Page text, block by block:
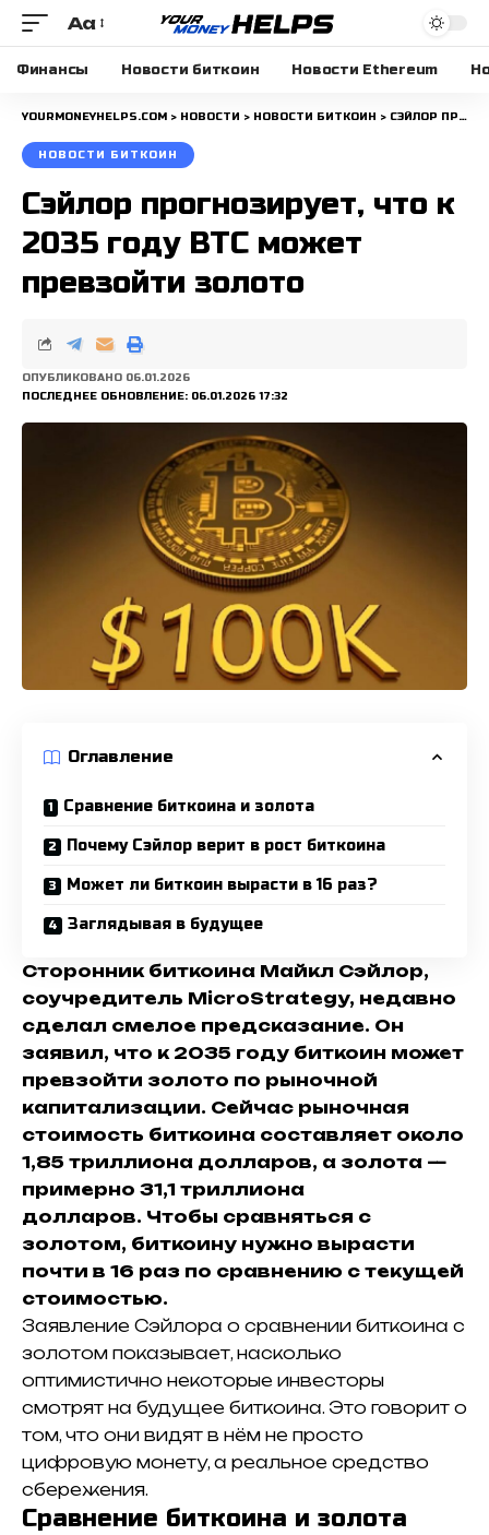
Размера
шрифта
Aa
Финансы Новости биткоин Новости Ethereum
YOURMONEYHELPS.COM > НОВОСТИ > НОВОСТИ БИТКОИН > СЭЙЛОР ПРОГНОЗИРУЕТ, ЧТО К 2035 ГОДУ BTC МОЖЕТ ПРЕВЗОЙТИ ЗОЛОТО
НОВОСТИ БИТКОИН
Сэйлор прогнозирует, что к
2035 году BTC может
превзойти золото
ПОСЛЕДНЕЕ ОБНОВЛЕНИЕ: 06.01.2026 17:32
ОПУБЛИКОВАНО 06.01.2026
Оглавление
Сравнение биткоина и золота
Почему Сэйлор верит в рост биткоина
Может ли биткоин вырасти в 16 раз?
Заглядывая в будущее
Сторонник биткоина Майкл Сэйлор,
соучредитель MicroStrategy, недавно
сделал смелое предсказание. Он
заявил, что к 2035 году биткоин может
превзойти золото по рыночной
капитализации. Сейчас рыночная
стоимость биткоина составляет около
1,85 триллиона долларов, а золота —
примерно 31,1 триллиона
долларов. Чтобы сравняться с
золотом, биткоину нужно вырасти
почти в 16 раз по сравнению с текущей
стоимостью.
Заявление Сэйлора о сравнении биткоина с
золотом показывает, насколько
оптимистично некоторые инвесторы
смотрят на будущее биткоина. Это говорит о
том, что они видят в нём не просто
цифровую монету, а реальное средство
сбережения.
Сравнение биткоина и золота